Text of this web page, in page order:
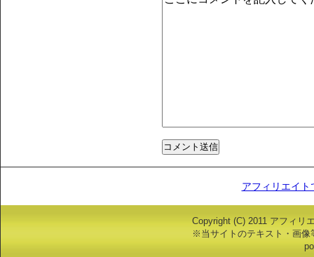
アフィリエイ
Copyright (C) 2011 アフィリ
※当サイトのテキスト・画像